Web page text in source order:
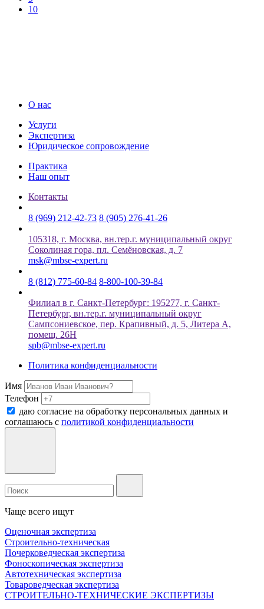
10
О нас
Услуги
Экспертиза
Юридическое сопровождение
Практика
Наш опыт
Контакты
8 (969) 212-42-73 8 (905) 276-41-26
105318, г. Москва, вн.тер.г. муниципальный округ
Соколиная гора, пл. Семёновская, д. 7
msk@mbse-expert.ru
8 (812) 775-60-84 8-800-100-39-84
Филиал в г. Санкт-Петербург: 195277, г. Санкт-
Петербург, вн.тер.г. муниципальный округ
Сампсониевское, пер. Крапивный, д. 5, Литера А,
помещ. 26Н
spb@mbse-expert.ru
Политика конфиденциальности
Имя
Телефон
даю согласие на обработку персональных данных и
соглашаюсь c политикой конфиденциальности
Чаще всего ищут
Оценочная экспертиза
Строительно-техническая
Почерковедческая экспертиза
Фоноскопическая экспертиза
Автотехническая экспертиза
Товароведческая экспертиза
СТРОИТЕЛЬНО-ТЕХНИЧЕСКИЕ ЭКСПЕРТИЗЫ